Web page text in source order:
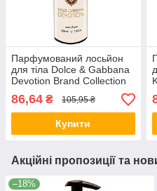
Парфумований лосьйон
для тіла Dolce & Gabbana
Devotion Brand Collection
200 мл
86,64 ₴ 105,95 ₴
Купити
Акційні пропозиції та
–18%